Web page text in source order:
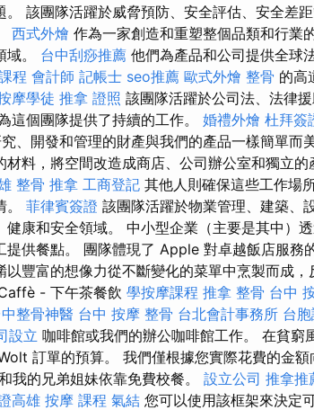
。 該團隊活躍於威脅預防、安全評估、安全差
西式外燴 作為一家創造和重塑整個品類和行業
。 台中刮痧推薦 他們為產品和公司提供全球
程 會計師 記帳士 seo推薦 歐式外燴 整骨 的高
摩學徒 推拿 證照 該團隊活躍於公司法、法律
這個團隊提供了持續的工作。 婚禮外燴 杜拜簽
、開發和管理的財產與我們的產品一樣簡單而
料，將空間改造成商店、公司辦公室和獨立的
整骨 推拿 工商登記 其他人則確保這些工作場
。 菲律賓簽證 該團隊活躍於物業管理、建築、
健康和安全領域。 中小型企業（主要是其中）
提供餐點。 團隊體現了 Apple 對卓越飯店服務
以豐富的想像力從不斷變化的菜單中烹製而成
- 下午茶餐飲 學按摩課程 推拿 整骨 台中
整骨神醫 台中 按摩 整骨 台北會計事務所 台
設立 咖啡館或我們的辦公咖啡館工作。 在貧窮
訂單的預算。 我們僅根據您實際花費的金
我的兄弟姐妹依靠免費校餐。 設立公司 推拿推
高雄 按摩 課程 氣結 您可以使用該框架來決定